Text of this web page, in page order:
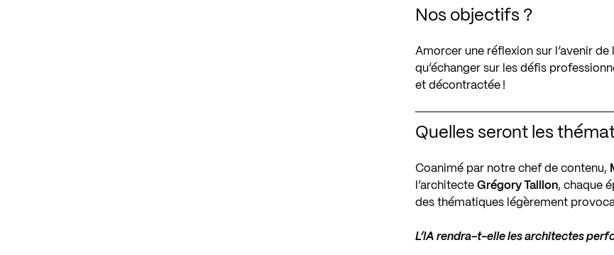
Nos objectifs ?
Amorcer une réflexion sur l’avenir
qu’échanger sur les défis
et décontractée !
Quelles seront les
Coanimé par notre chef de contenu,
l’architecteGrégory Taillon, chaque
des thématiques légèrement
L’IA rendra-t-elle les architectes